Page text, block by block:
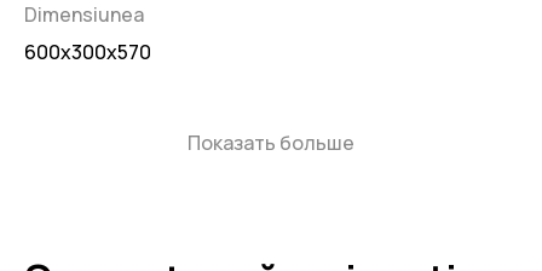
Dimensiunea
600x300x570
Показать больше